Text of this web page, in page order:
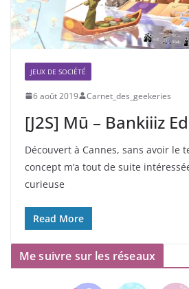
JEUX DE SOCIÉTÉ
6 août 2019 Carnet_des_geekeries
[J2S] Mū – Bankiiiz
Découvert à Cannes, sans avoir le
concept m’a tout de suite
curieuse
Read More
Me suivre sur les réseaux